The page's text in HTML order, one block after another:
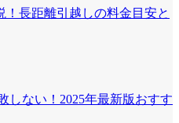
！長距離引越しの料金目安と
しない！2025年最新版おすす